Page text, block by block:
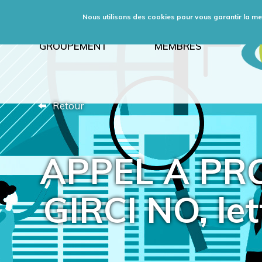
Nous utilisons des cookies pour vous garantir la
GROUPEMENT MEMBRES
Retour
APPEL A
GIRCI NO,